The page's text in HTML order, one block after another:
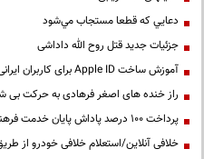
دعايي كه قطعا مستجاب مي‌شود
جزئیات جدید قتل روح الله داداشی
آموزش ساخت Apple ID برای کاربران ایرانی
راز خنده های اصغر فرهادی به حرکت بی
پرداخت ۱۰۰ درصد پاداش پایان خدمت فرهنگیان
خلافی آنلاین/استعلام خلافی خودرو از